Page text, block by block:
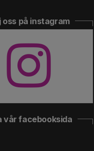
oss på instagram
vår facebooksida